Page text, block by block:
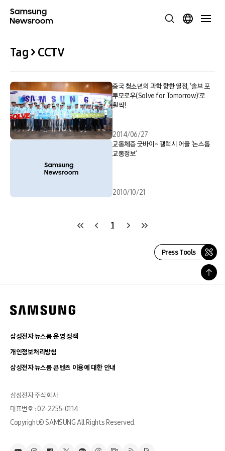
Tag > CCTV
중국 청소년의 과학 향한 열정, ‘솔브 포
투모로우(Solve for Tomorrow)’로
활짝!
2014/06/27
교통체증 굿바이~ 갤럭시 어플 ‘논스톱
교통정보’
2010/10/21
1
Press Tools
삼성전자 뉴스룸 운영 정책
개인정보처리방침
삼성전자 뉴스룸 콘텐츠 이용에 대한 안내
삼성전자 주식회사
대표번호 : 02-2255-0114
Copyright© SAMSUNG All Rights Reserved.